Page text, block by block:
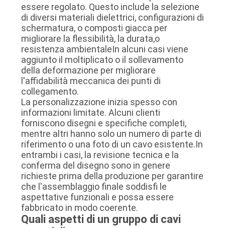
essere regolato. Questo include la selezione
di diversi materiali dielettrici, configurazioni di
schermatura, o composti giacca per
migliorare la flessibilità, la durata,o
resistenza ambientaleIn alcuni casi viene
aggiunto il moltiplicato o il sollevamento
della deformazione per migliorare
l'affidabilità meccanica dei punti di
collegamento.
La personalizzazione inizia spesso con
informazioni limitate. Alcuni clienti
forniscono disegni e specifiche completi,
mentre altri hanno solo un numero di parte di
riferimento o una foto di un cavo esistente.In
entrambi i casi, la revisione tecnica e la
conferma del disegno sono in genere
richieste prima della produzione per garantire
che l'assemblaggio finale soddisfi le
aspettative funzionali e possa essere
fabbricato in modo coerente.
Quali aspetti di un gruppo di cavi